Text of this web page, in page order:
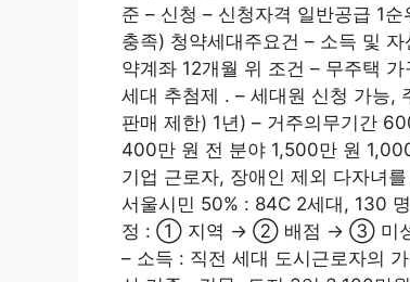
준 – 신청 – 신청자격 일반공급 1
충족) 청약세대주요건 – 소득 및
약계좌 12개월 위 조건 – 무주택
세대 추첨제 . – 세대원 신청 가능,
판매 제한) 1년) – 거주의무기간
400만 원 전 분야 1,500만 원
기업 근로자, 장애인 제외 다자녀
서울시민 50% : 84C 2세대, 130
정 : ① 지역 → ② 배점 → ③ 미성
– 소득 : 직전 세대 도시근로자의